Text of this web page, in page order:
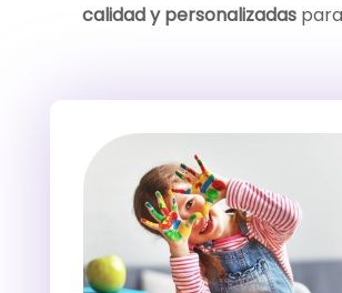
calidad y personalizadas